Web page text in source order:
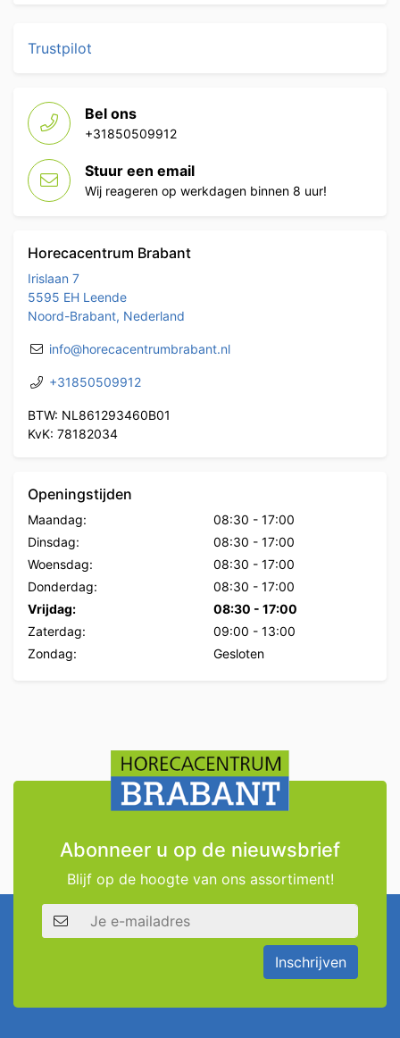
Trustpilot
Bel ons
+31850509912
Stuur een email
Wij reageren op werkdagen binnen 8 uur!
Horecacentrum Brabant
Irislaan 7
5595 EH Leende
Noord-Brabant, Nederland
info@horecacentrumbrabant.nl
+31850509912
BTW: NL861293460B01
KvK: 78182034
Openingstijden
Maandag: 08:30 - 17:00
Dinsdag:
08:30 - 17:00
Woensdag:
08:30 - 17:00
Donderdag:
08:30 - 17:00
Vrijdag:
08:30 - 17:00
Zaterdag:
09:00 - 13:00
Zondag:
Gesloten
Abonneer u op de nieuwsbrief
Blijf op de hoogte van ons assortiment!
E-mailadres
Inschrijven